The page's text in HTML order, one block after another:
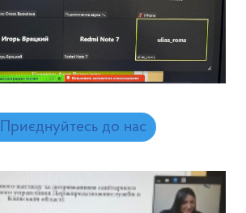
Приєднуйтесь до нас